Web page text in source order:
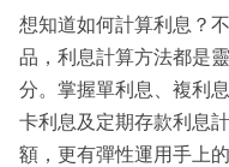
區
想知道如何計算利息？
品，利息計算方法都是
分。掌握單利息、複利
卡利息及定期存款利息
額，更有彈性運用手上